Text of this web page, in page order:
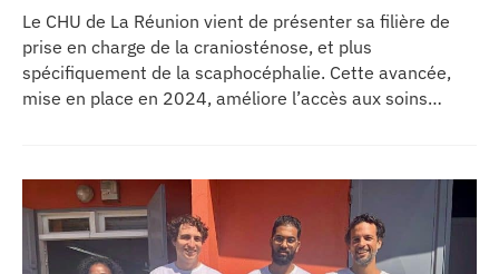
Le CHU de La Réunion vient de présenter sa filière de
prise en charge de la craniosténose, et plus
spécifiquement de la scaphocéphalie. Cette avancée,
mise en place en 2024, améliore l’accès aux soins
en charge exclusivement dans l’Hexagone.